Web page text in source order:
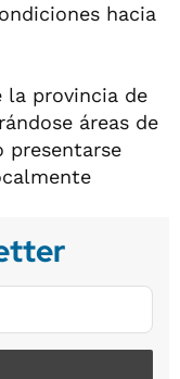
hacia
la provincia de
áreas de
presentarse